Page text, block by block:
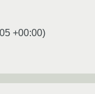
+00:00)